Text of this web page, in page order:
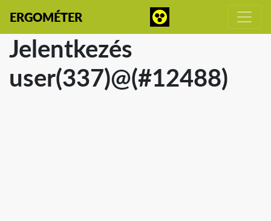
ERGOMÉTER
Jelentkezés
user(337)@(#12488)